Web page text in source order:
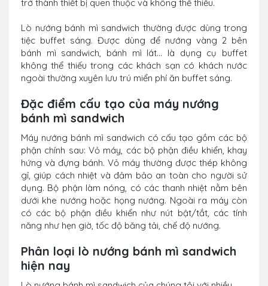
trở thành thiết bị quen thuộc và không thể thiếu.
Lò nướng bánh mì sandwich thường được dùng trong
tiệc buffet sáng. Được dùng để nướng vàng 2 bên
bánh mì sandwich, bánh mì lát... là dụng cụ buffet
không thể thiếu trong các khách sạn có khách nước
ngoài thường xuyên lưu trú miển phí ăn buffet sáng.
Đặc điểm cấu tạo của máy nướng
bánh mì sandwich
Máy nướng bánh mì sandwich có cấu tạo gồm các bộ
phận chính sau: Vỏ máy, các bộ phận điều khiển, khay
hứng và đựng bánh. Vỏ máy thường được thép không
gỉ, giúp cách nhiệt và đảm bảo an toàn cho người sử
dụng. Bộ phận làm nóng, có các thanh nhiệt nằm bên
dưới khe nướng hoặc họng nướng. Ngoài ra máy còn
có các bộ phận điều khiển như nút bật/tắt, các tính
năng như hẹn giờ, tốc độ băng tải, chế độ nướng.
Phân loại lò nướng bánh mì sandwich
hiện nay